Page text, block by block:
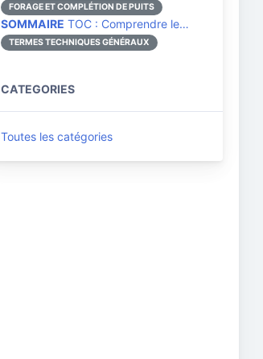
FORAGE ET COMPLÉTION DE PUITS
SOMMAIRE TOC : Comprendre le…
TERMES TECHNIQUES GÉNÉRAUX
CATEGORIES
Toutes les catégories